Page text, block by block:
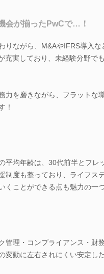
会が揃ったPwCで…！
りながら、M&AやIFRS導入
充実しており、未経験分野で
力を磨きながら、フラットな
！
平均年齢は、30代前半とフレ
制度も整っており、ライフス
くことができる点も魅力の一
管理・コンプライアンス・財
動に左右されにくい安定し